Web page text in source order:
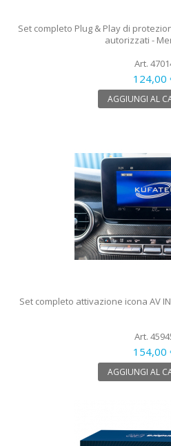
Set completo Plug & Play di
autorizzati -
Art.
124,00
AGGIUNGI AL
Set completo attivazione icona AV
Art.
154,00
AGGIUNGI AL